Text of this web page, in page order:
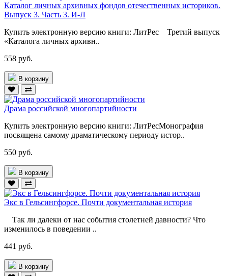
Каталог личных архивных фондов отечественных историков.
Выпуск 3. Часть 3. И-Л
Купить электронную версию книги: ЛитРес Третий выпуск
«Каталога личных архивн..
558 руб.
В корзину
Драма российской многопартийности
Купить электронную версию книги: ЛитРесМонография
посвящена самому драматическому периоду истор..
550 руб.
В корзину
Экс в Гельсингфорсе. Почти документальная история
Так ли далеки от нас события столетней давности? Что
изменилось в поведении ..
441 руб.
В корзину